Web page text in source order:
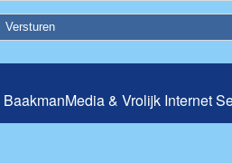
BaakmanMedia& Vrolijk Internet